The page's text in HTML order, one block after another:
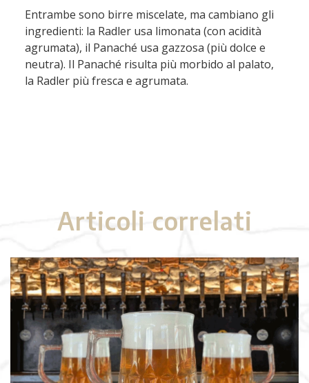
Entrambe sono birre miscelate, ma cambiano gli
ingredienti: la Radler usa limonata (con acidità
agrumata), il Panaché usa gazzosa (più dolce e
neutra). Il Panaché risulta più morbido al palato,
la Radler più fresca e agrumata.
Articoli correlati